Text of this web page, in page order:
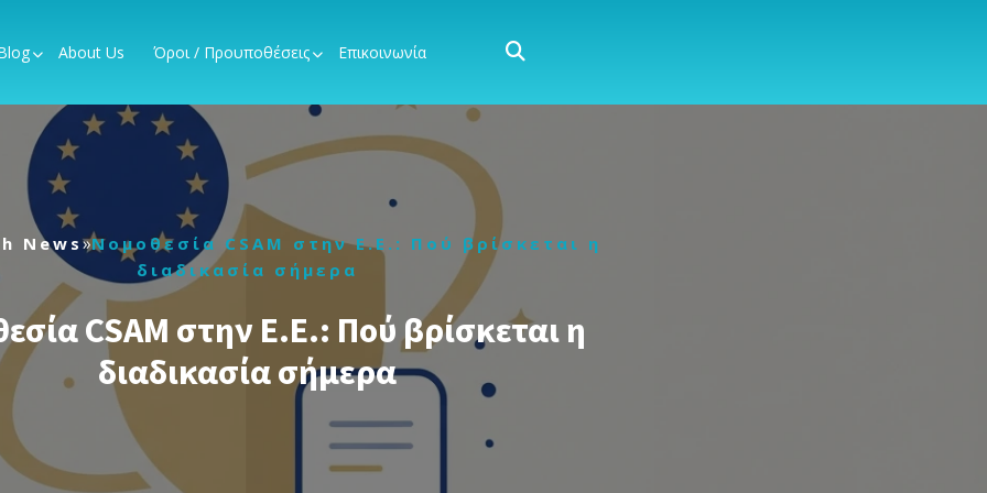
About Us Όροι / Προυποθέσεις Επικοινωνία
News»Νομοθεσία CSAM στην Ε.Ε.: Πού βρίσκεται η
διαδικασία σήμερα
CSAM στην Ε.Ε.: Πού βρίσκεται η
διαδικασία σήμερα